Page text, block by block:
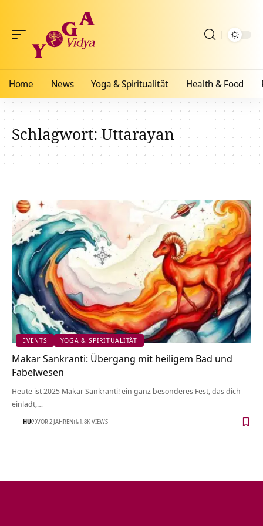
Home News Yoga & Spiritualität Health & Food
Schlagwort:Uttarayan
EVENTS YOGA & SPIRITUALITÄT
Makar Sankranti: Übergang mit heiligem Bad und
Fabelwesen
Heute ist 2025 Makar Sankranti! ein ganz besonderes Fest, das dich
einlädt,…
HU VOR 2 JAHREN 1.8K VIEWS